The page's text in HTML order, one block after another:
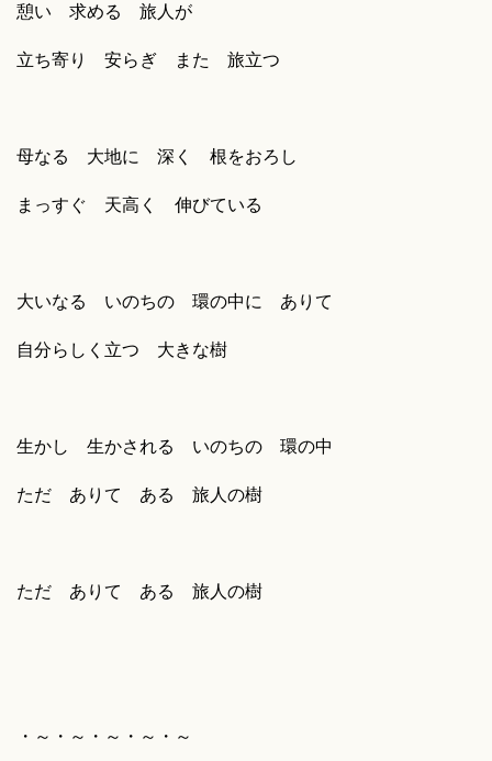
憩い 求める 旅人が
立ち寄り 安らぎ また 旅立つ
母なる 大地に 深く 根をおろし
まっすぐ 天高く 伸びている
大いなる いのちの 環の中に ありて
自分らしく立つ 大きな樹
生かし 生かされる いのちの 環の中
ただ ありて ある 旅人の樹
ただ ありて ある 旅人の樹
・～・～・～・～・～